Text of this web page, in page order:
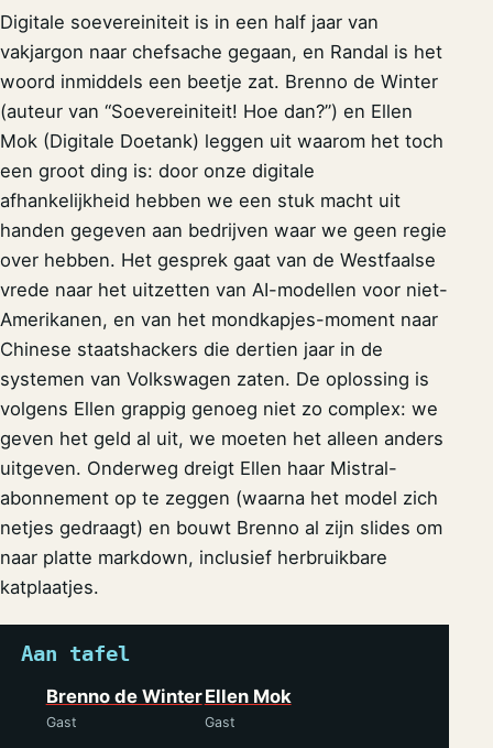
Digitale soevereiniteit is in een half jaar van
vakjargon naar chefsache gegaan, en Randal is het
woord inmiddels een beetje zat. Brenno de Winter
(auteur van “Soevereiniteit! Hoe dan?”) en Ellen
Mok (Digitale Doetank) leggen uit waarom het toch
een groot ding is: door onze digitale
afhankelijkheid hebben we een stuk macht uit
handen gegeven aan bedrijven waar we geen regie
over hebben. Het gesprek gaat van de Westfaalse
vrede naar het uitzetten van AI-modellen voor niet-
Amerikanen, en van het mondkapjes-moment naar
Chinese staatshackers die dertien jaar in de
systemen van Volkswagen zaten. De oplossing is
volgens Ellen grappig genoeg niet zo complex: we
geven het geld al uit, we moeten het alleen anders
uitgeven. Onderweg dreigt Ellen haar Mistral-
abonnement op te zeggen (waarna het model zich
netjes gedraagt) en bouwt Brenno al zijn slides om
naar platte markdown, inclusief herbruikbare
katplaatjes.
Aan tafel
Brenno de Winter
Gast
Ellen Mok
Gast